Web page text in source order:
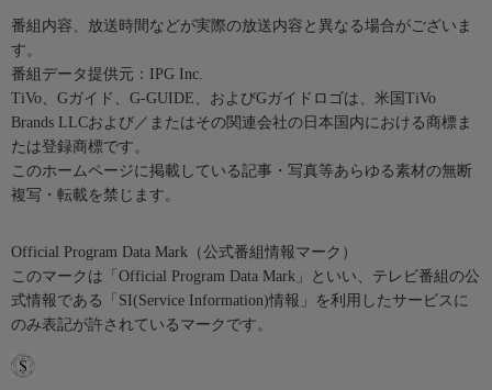
番組内容、放送時間などが実際の放送内容と異なる場合がございま
す。
番組データ提供元：IPG Inc.
TiVo、Gガイド、G-GUIDE、およびGガイドロゴは、米国TiVo
Brands LLCおよび／またはその関連会社の日本国内における商標ま
たは登録商標です。
このホームページに掲載している記事・写真等あらゆる素材の無断
複写・転載を禁じます。
Official Program Data Mark（公式番組情報マーク）
このマークは「Official Program Data Mark」といい、テレビ番組の公
式情報である「SI(Service Information)情報」を利用したサービスに
のみ表記が許されているマークです。